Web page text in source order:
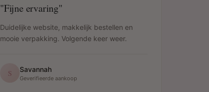
"Fijne ervaring"
Duidelijke website, makkelijk bestellen en
mooie verpakking. Volgende keer weer.
S Savannah
Geverifieerde aankoop